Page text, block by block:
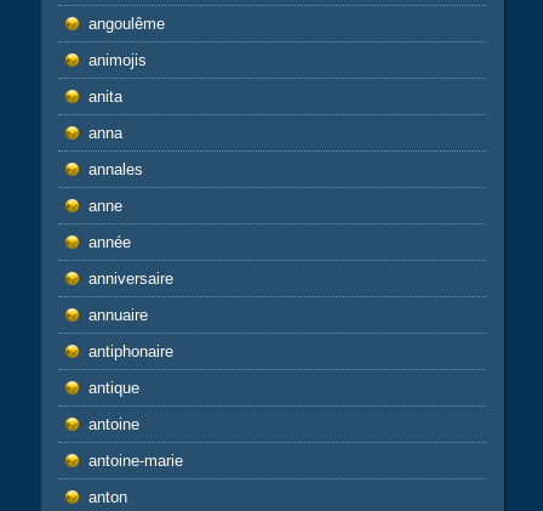
angoulême
animojis
anita
anna
annales
anne
année
anniversaire
annuaire
antiphonaire
antique
antoine
antoine-marie
anton